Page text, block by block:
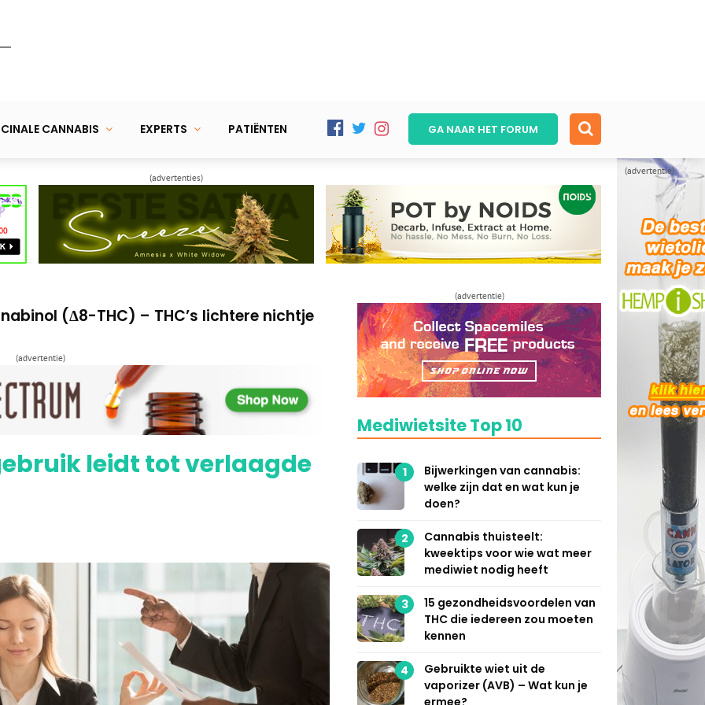
(advertentie)
CANNABIS EXPERTS PATIËNTEN GA NAAR HET FORUM
(advertenties)
de ultieme oplossing?
kans op diabetes en overgewicht
de ultieme oplossing?
kans op diabetes en overgewicht
(advertentie)
leidt tot verlaagde
(advertentie)
Mediwietsite Top 10
1
Bijwerkingen van cannabis:
welke zijn dat en wat kun je
doen?
2
Cannabis thuisteelt:
kweektips voor wie wat meer
mediwiet nodig heeft
3
15 gezondheidsvoordelen van
THC die iedereen zou moeten
kennen
4
Gebruikte wiet uit de
vaporizer (AVB) – Wat kun je
ermee?